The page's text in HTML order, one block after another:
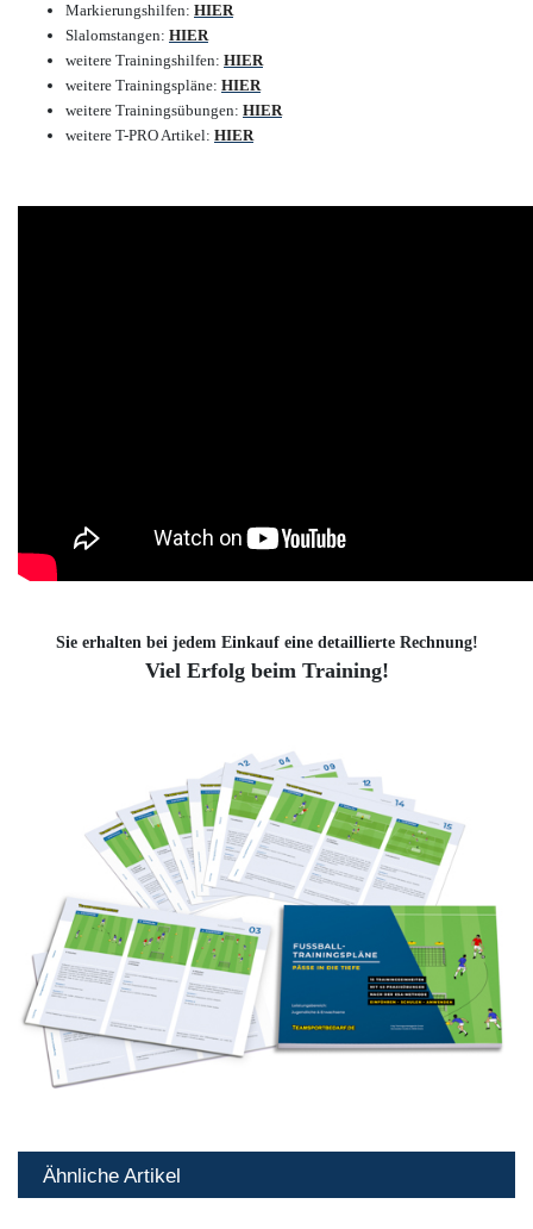
Markierungshilfen: HIER
Slalomstangen: HIER
weitere Trainingshilfen: HIER
weitere Trainingspläne: HIER
weitere Trainingsübungen: HIER
weitere T-PRO Artikel: HIER
Sie erhalten bei jedem Einkauf eine detaillierte Rechnung!
Viel Erfolg beim Training!
Ähnliche Artikel